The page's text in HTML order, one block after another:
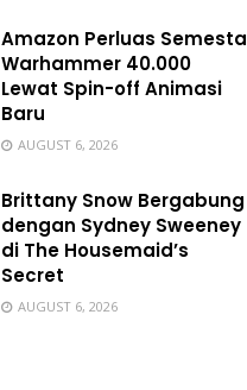
Amazon Perluas Semesta
Warhammer 40.000
Lewat Spin-off Animasi
Baru
AUGUST 6, 2026
Brittany Snow Bergabung
dengan Sydney Sweeney
di The Housemaid’s
Secret
AUGUST 6, 2026